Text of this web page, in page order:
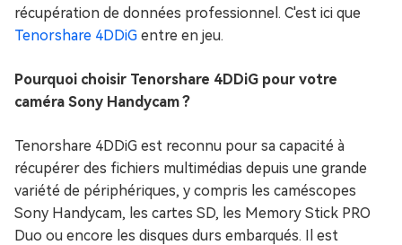
récupération de données professionnel. C'est ici que
Tenorshare 4DDiG entre en jeu.
Pourquoi choisir Tenorshare 4DDiG pour votre
caméra Sony Handycam ?
Tenorshare 4DDiG est reconnu pour sa capacité à
récupérer des fichiers multimédias depuis une grande
variété de périphériques, y compris les caméscopes
Sony Handycam, les cartes SD, les Memory Stick PRO
Duo ou encore les disques durs embarqués. Il est